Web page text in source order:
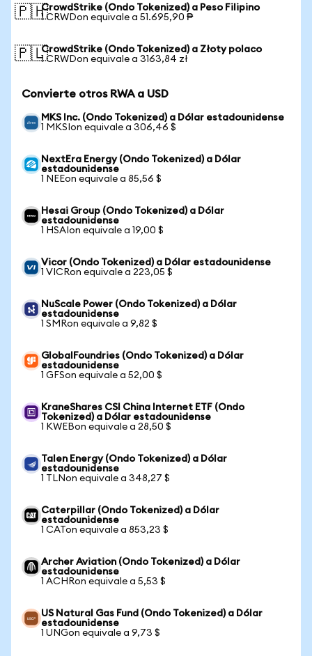
🇵🇭CrowdStrike (Ondo Tokenized) a Peso Filipino
1 CRWDon equivale a 51.695,90 ₱
🇵🇱CrowdStrike (Ondo Tokenized) a Złoty polaco
1 CRWDon equivale a 3163,84 zł
Convierte otros RWA a USD
MKS Inc. (Ondo Tokenized) a Dólar estadounidense
1 MKSIon equivale a 306,46 $
NextEra Energy (Ondo Tokenized) a Dólar
estadounidense
1 NEEon equivale a 85,56 $
Hesai Group (Ondo Tokenized) a Dólar
estadounidense
1 HSAIon equivale a 19,00 $
Vicor (Ondo Tokenized) a Dólar estadounidense
1 VICRon equivale a 223,05 $
NuScale Power (Ondo Tokenized) a Dólar
estadounidense
1 SMRon equivale a 9,82 $
GlobalFoundries (Ondo Tokenized) a Dólar
estadounidense
1 GFSon equivale a 52,00 $
KraneShares CSI China Internet ETF (Ondo
Tokenized) a Dólar estadounidense
1 KWEBon equivale a 28,50 $
Talen Energy (Ondo Tokenized) a Dólar
estadounidense
1 TLNon equivale a 348,27 $
Caterpillar (Ondo Tokenized) a Dólar
estadounidense
1 CATon equivale a 853,23 $
Archer Aviation (Ondo Tokenized) a Dólar
estadounidense
1 ACHRon equivale a 5,53 $
US Natural Gas Fund (Ondo Tokenized) a Dólar
estadounidense
1 UNGon equivale a 9,73 $